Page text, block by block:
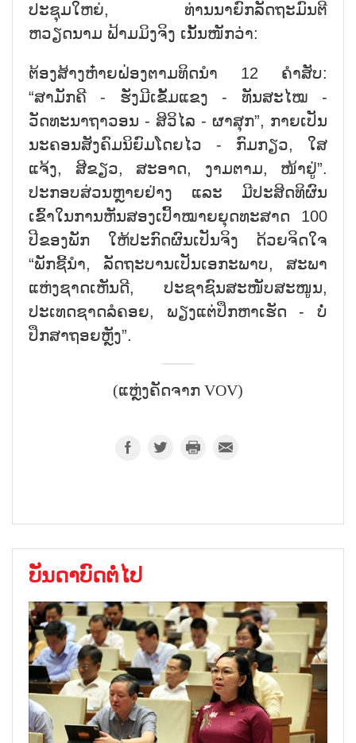
ປະຊຸມໃຫຍ່, ທ່ານນາຍົກລັດຖະມົນຕີ
ຫວຽດນາມ ຟ້າມມິງຈິງ ເນັ້ນໜັກວ່າ:
ຕ້ອງສ້າງຫ໋າຍຝ່ອງຕາມທິດນຳ 12 ຄຳສັບ:
“ສາມັກຄີ - ຮັ່ງມີເຂັ້ມແຂງ - ທັນສະໄໝ -
ວັດທະນາຖາວອນ - ສິວິໄລ - ຜາສຸກ”, ກາຍເປັນ
ນະຄອນສັງຄົມນິຍົມໂດຍໄວ - ກົມກຽວ, ໃສ
ແຈ້ງ, ສີຂຽວ, ສະອາດ, ງາມຕາມ, ໜ້າຢູ່”.
ປະກອບສ່ວນຫຼາຍຢ່າງ ແລະ ມີປະສິດທິຜົນ
ເຂົ້າໃນການຫັນສອງເປົ້າໝາຍຍຸດທະສາດ 100
ປີຂອງພັກ ໃຫ້ປະກົດຜົນເປັນຈິງ ດ້ວຍຈິດໃຈ
“ພັກຊີ້ນຳ, ລັດຖະບານເປັນເອກະພາບ, ສະພາ
ແຫ່ງຊາດເຫັນດີ, ປະຊາຊົນສະໜັບສະໜູນ,
ປະເທດຊາດລໍຄອຍ, ພຽງແຕ່ປຶກຫາເຮັດ - ບໍ່
ປຶກສາຖອຍຫຼັງ”.
(ແຫຼ່ງຄັດຈາກ VOV)
ບັນດາບົດຕໍ່ໄປ